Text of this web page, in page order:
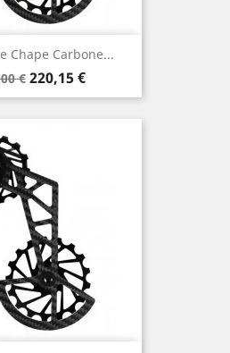
Chape Carbone...
€ Prix
220,15 €